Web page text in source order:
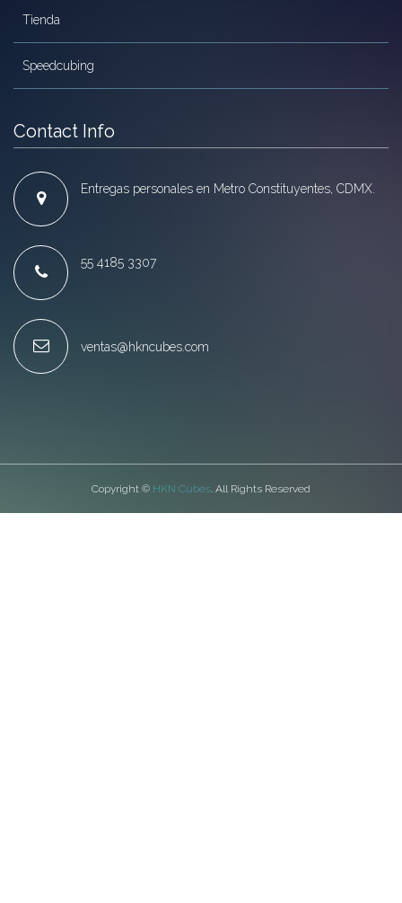
Tienda
Speedcubing
Contact Info
Entregas personales en Metro Constituyentes, CDMX.
55 4185 3307
ventas@hkncubes.com
Copyright © HKN Cubes . All Rights Reserved